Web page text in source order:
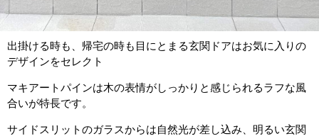
出掛ける時も、帰宅の時も目にとまる玄関ドアはお気に入りの
デザインをセレクト
マキアートパインは木の表情がしっかりと感じられるラフな風
合いが特長です。
サイドスリットのガラスからは自然光が差し込み、明るい玄関